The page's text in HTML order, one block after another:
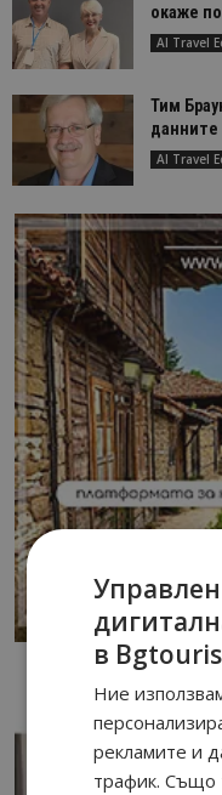
окаже
AI Travel
Тим
AI Travel
в
Ние
рекламите и
трафик. Също